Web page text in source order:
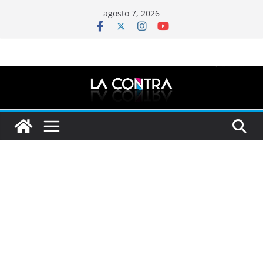
agosto 7, 2026